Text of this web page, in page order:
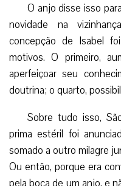
O anjo disse isso
novidade na
concepção de Isabel
motivos. O primeiro,
aperfeiçoar seu
doutrina; o quarto,
Sobre tudo isso,
prima estéril foi
somado a outro milagre
Ou então, porque era